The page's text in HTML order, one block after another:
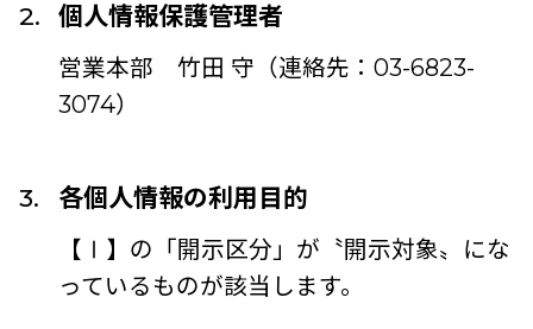
個人情報保護管理者
営業本部 竹田 守（連絡先：03-6823-
3074）
各個人情報の利用目的
【Ⅰ】の「開示区分」が〝開示対象〟にな
っているものが該当します。